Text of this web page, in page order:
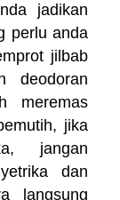
jadikan
perlu anda
jilbab
deodoran
meremas
jika
jangan
dan
langsung